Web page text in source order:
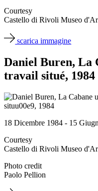
Courtesy
Castello di Rivoli Museo
scarica immagine
Daniel Buren, La
travail situé, 1984
18 Dicembre 1984 - 15
Courtesy
Castello di Rivoli Museo
Photo credit
Paolo Pellion